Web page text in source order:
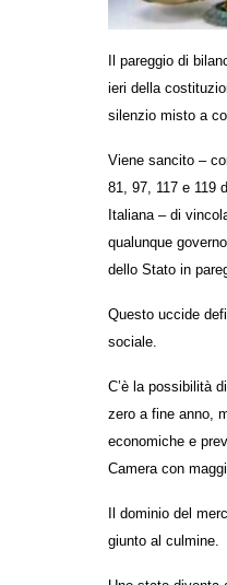
DIRITTO
Il pareggio di bilan
ieri della
silenzio misto a
Viene sancito –
81, 97, 117 e 119
Italiana – di
qualunque
dello Stato in
Questo uccide
sociale.
C’è la possibilità
zero a fine anno,
economiche e
Camera con
Il dominio del
giunto al culmine.